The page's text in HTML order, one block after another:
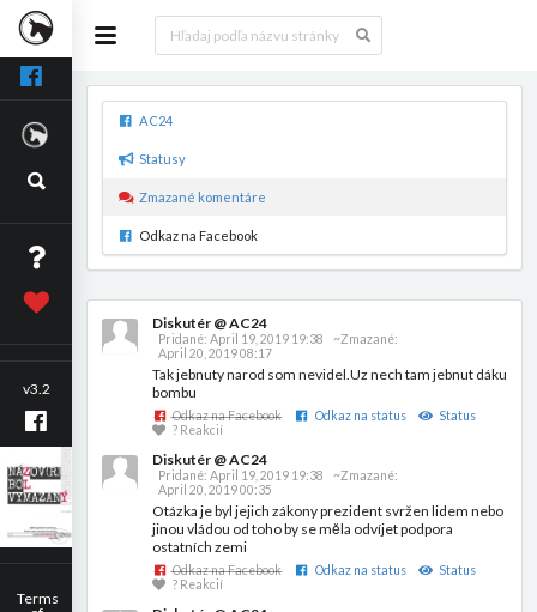
v3.2
Terms
AC24
Statusy
Zmazané komentáre
Odkaz na Facebook
Diskutér @ AC24
Pridané:April 19, 2019 19:38
~Zmazané:
April 20, 2019 08:17
Tak jebnuty narod som nevidel.Uz nech tam jebnut dáku
bombu
Odkaz na Facebook Odkaz na status
Status
? Reakcií
Diskutér @ AC24
Pridané:April 19, 2019 19:38
~Zmazané:
April 20, 2019 00:35
Otázka je byl jejich zákony prezident svržen lidem nebo
jinou vládou od toho by se měla odvíjet podpora
ostatních zemi
Odkaz na Facebook Odkaz na status
Status
? Reakcií